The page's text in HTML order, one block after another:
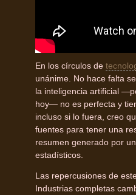
En los círculos de
unánime. No hace falta
la inteligencia artificial
hoy— no es perfecta y
incluso si lo fuera, creo
fuentes para tener una
resumen generado por
estadísticos.
Las repercusiones de
Industrias completas